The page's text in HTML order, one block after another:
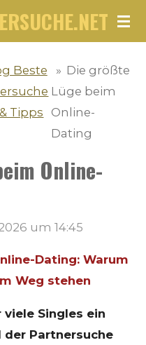
Beste
Tipps
» Die größte
Lüge beim
Online-
Dating
Online-
um 14:45
Dating: Warum
Weg stehen
Singles ein
Partnersuche